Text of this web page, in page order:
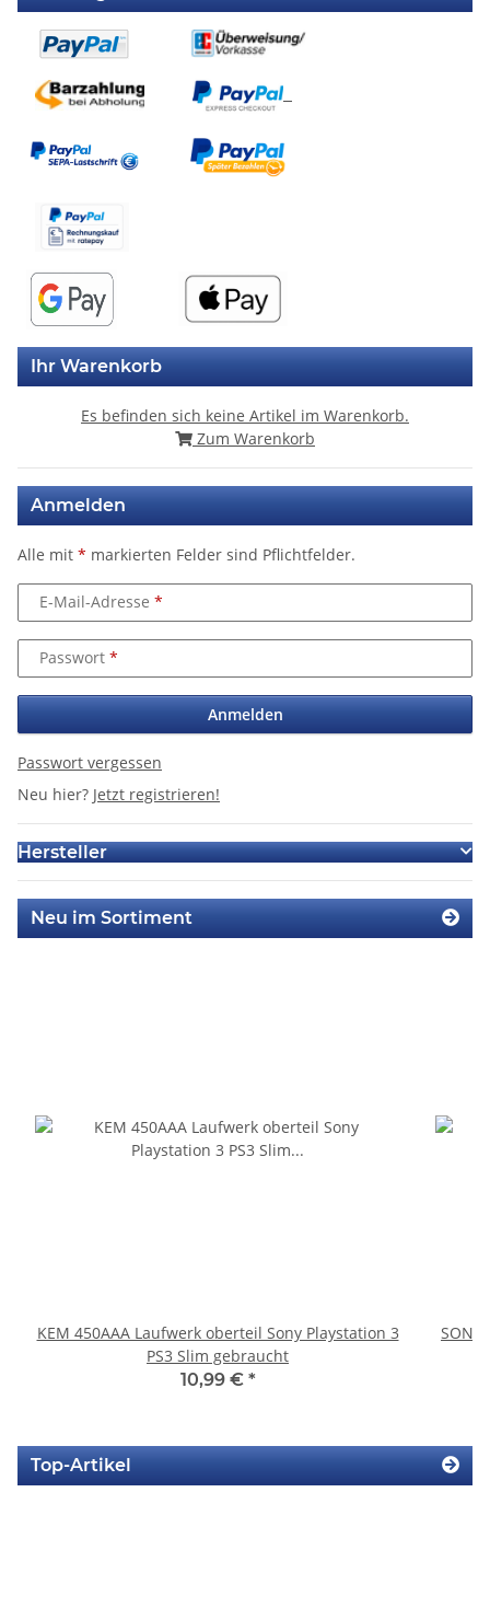
Ihr Warenkorb
Es befinden sich keine Artikel im Warenkorb.
Zum Warenkorb
Anmelden
Alle mit * markierten Felder sind Pflichtfelder.
E-Mail-Adresse
Passwort
Anmelden
Passwort vergessen
Neu hier? Jetzt registrieren!
Hersteller
Neu im Sortiment
KEM 450AAA Laufwerk oberteil Sony Playstation 3
PS3 Slim gebraucht
10,99 € *
Top-Artikel